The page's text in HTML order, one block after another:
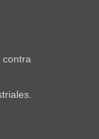
contra